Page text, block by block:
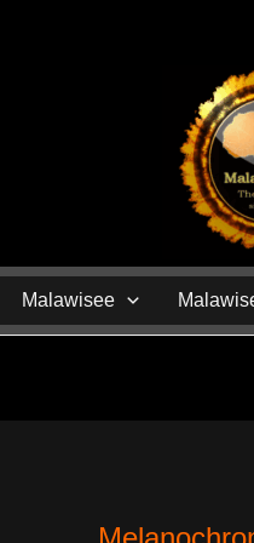
Malawisee